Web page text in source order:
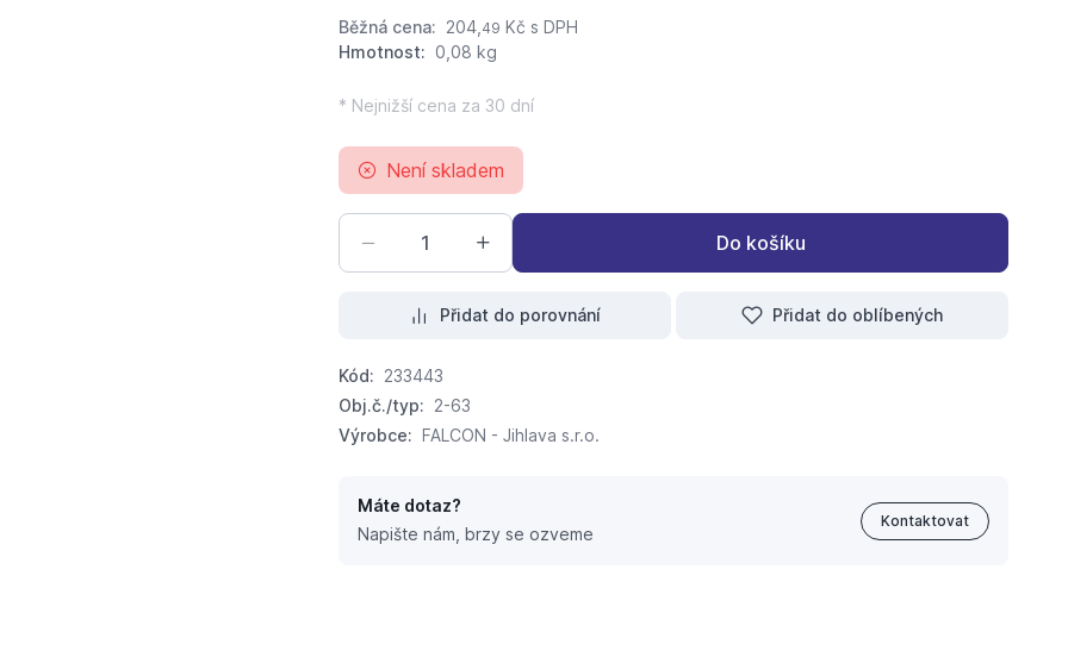
Běžná cena: 204, 49 Kč s DPH
Hmotnost: 0,08 kg
* Nejnižší cena za 30 dní
Není skladem
Do košíku
Přidat do porovnání Přidat do oblíbených
Kód: 233443
Obj.č./typ: 2-63
Výrobce: FALCON - Jihlava s.r.o.
Máte dotaz?
Napište nám, brzy se ozveme
Kontaktovat